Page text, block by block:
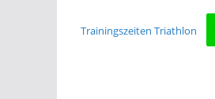
Trainingszeiten Triathlon